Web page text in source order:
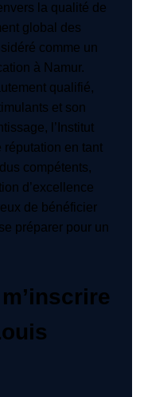
la qualité de
global des
comme un
à Namur.
qualifié,
et son
l’Institut
réputation en tant
compétents,
d’excellence
de bénéficier
préparer pour un